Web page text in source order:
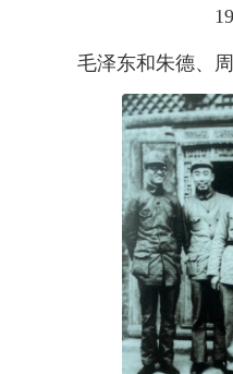
毛泽东和朱德、